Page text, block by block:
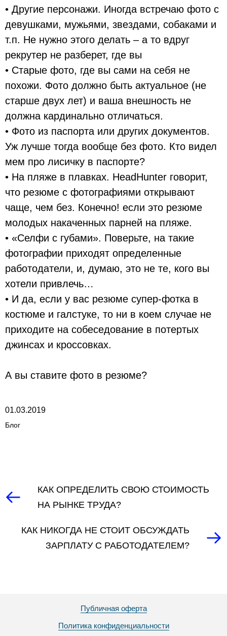
• Другие персонажи. Иногда встречаю фото с
девушками, мужьями, звездами, собаками и
т.п. Не нужно этого делать – а то вдруг
рекрутер не разберет, где вы
• Старые фото, где вы сами на себя не
похожи. Фото должно быть актуальное (не
старше двух лет) и ваша внешность не
должна кардинально отличаться.
• Фото из паспорта или других документов.
Уж лучше тогда вообще без фото. Кто видел
мем про лисичку в паспорте?
• На пляже в плавках. HeadHunter говорит,
что резюме с фотографиями открывают
чаще, чем без. Конечно! если это резюме
молодых накаченных парней на пляже.
• «Селфи с губами». Поверьте, на такие
фотографии приходят определенные
работодатели, и, думаю, это не те, кого вы
хотели привлечь…
• И да, если у вас резюме супер-фотка в
костюме и галстуке, то ни в коем случае не
приходите на собеседование в потертых
джинсах и кроссовках.
А вы ставите фото в резюме?
01.03.2019
Блог
КАК ОПРЕДЕЛИТЬ СВОЮ СТОИМОСТЬ
НА РЫНКЕ ТРУДА?
КАК НИКОГДА НЕ СТОИТ ОБСУЖДАТЬ
ЗАРПЛАТУ С РАБОТОДАТЕЛЕМ?
Публичная оферта
Политика конфиденциальности